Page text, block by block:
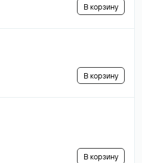
В корзину
В корзину
В корзину